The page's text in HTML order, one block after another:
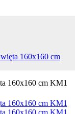
160x160 cm